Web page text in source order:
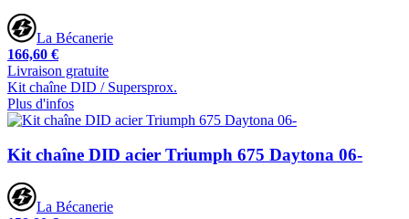
La Bécanerie
166,60 €
Livraison gratuite
Kit chaîne DID / Supersprox.
Plus d'infos
Kit chaîne DID acier Triumph 675 Daytona 06-
La Bécanerie